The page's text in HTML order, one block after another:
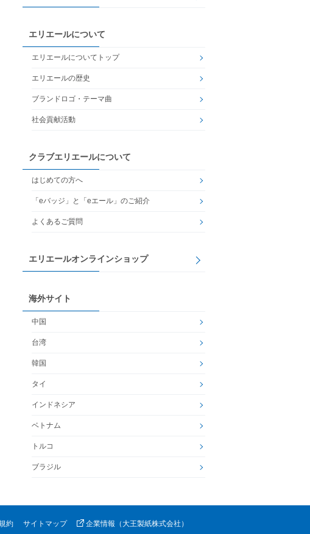
エリエールについて
エリエールについてトップ
エリエールの歴史
ブランドロゴ・テーマ曲
社会貢献活動
クラブエリエールについて
はじめての方へ
「eバッジ」と「eエール」のご紹介
よくあるご質問
エリエールオンラインショップ
海外サイト
中国
台湾
韓国
タイ
インドネシア
ベトナム
トルコ
ブラジル
約 サイトマップ 企業情報（大王製紙株式会社）